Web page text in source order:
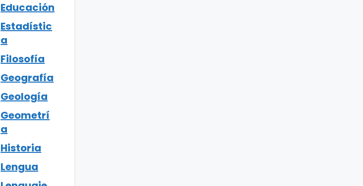
Educación
Estadístic
a
Filosofía
Geografía
Geología
Geometrí
a
Historia
Lengua